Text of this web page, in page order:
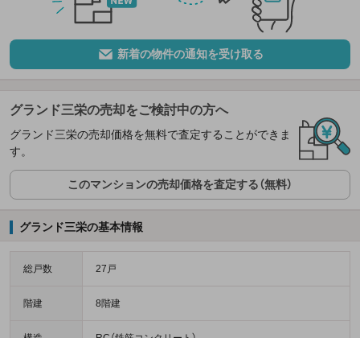
新着の物件の通知を受け取る
グランド三栄の売却をご検討中の方へ
グランド三栄の売却価格を無料で査定することができま
す。
このマンションの売却価格を査定する（無料）
グランド三栄の基本情報
総戸数 27戸
階建 8階建